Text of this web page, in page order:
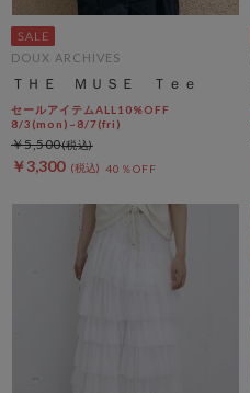
DOUX ARCHIVES
ＴＨＥ ＭＵＳＥ Ｔｅｅ
セールアイテムALL10%OFF
8/3(mon)~8/7(fri)
￥3,300 40％OFF
￥5,500